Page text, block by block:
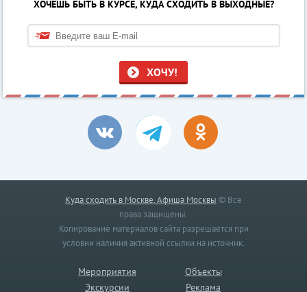
ХОЧЕШЬ БЫТЬ В КУРСЕ, КУДА СХОДИТЬ В ВЫХОДНЫЕ?
ХОЧУ!
Куда сходить в Москве. Афиша Москвы © Все
права защищены.
Копирование материалов сайта разрешается при
условии наличия активной ссылки на источник.
Мероприятия
Объекты
Экскурсии
Реклама